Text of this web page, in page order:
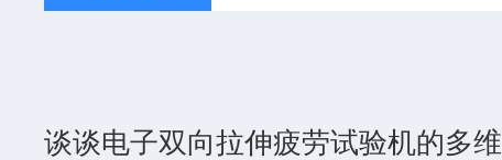
谈谈电子双向拉伸疲劳试验机的多